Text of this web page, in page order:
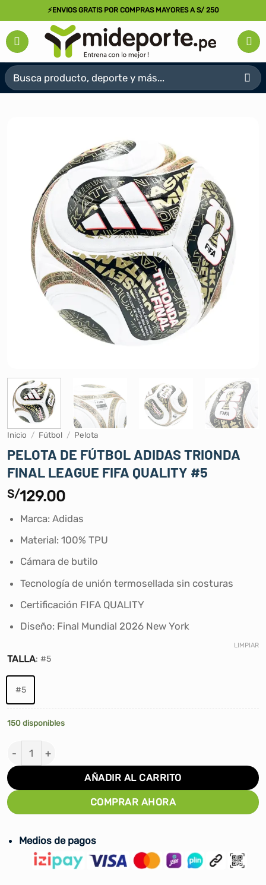
al
contenido
⚡ENVIOS GRATIS POR COMPRAS MAYORES A S/ 250
Buscar
por:
Inicio / Fútbol / Pelota
PELOTA DE FÚTBOL ADIDAS TRIONDA
FINAL LEAGUE FIFA QUALITY #5
S/129.00
Marca: Adidas
Material: 100% TPU
Cámara de butilo
Tecnología de unión termosellada sin costuras
Certificación FIFA QUALITY
Diseño: Final Mundial 2026 New York
TALLA: #5
#5
LIMPIAR
150 disponibles
PELOTA DE FÚTBOL ADIDAS TRIONDA FINAL LEAGUE
AÑADIR AL CARRITO
COMPRAR AHORA
Medios de pagos